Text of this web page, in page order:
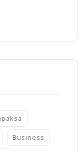
Business